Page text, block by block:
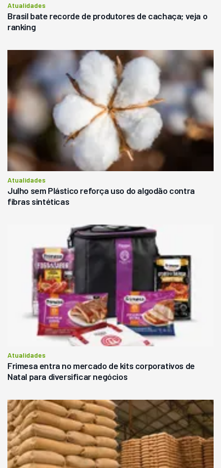
Atualidades
Brasil bate recorde de produtores de cachaça; veja o
ranking
Atualidades
Julho sem Plástico reforça uso do algodão contra
fibras sintéticas
Atualidades
Frimesa entra no mercado de kits corporativos de
Natal para diversificar negócios